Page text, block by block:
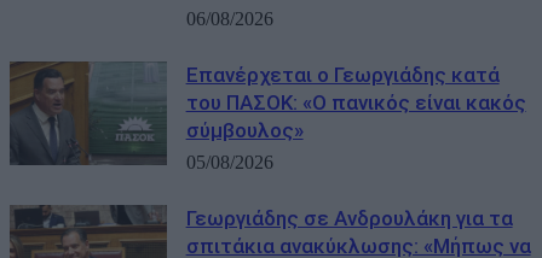
06/08/2026
Επανέρχεται ο Γεωργιάδης κατά
του ΠΑΣΟΚ: «Ο πανικός είναι κακός
σύμβουλος»
05/08/2026
Γεωργιάδης σε Ανδρουλάκη για τα
σπιτάκια ανακύκλωσης: «Μήπως να